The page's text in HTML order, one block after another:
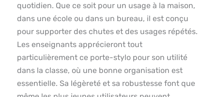
quotidien. Que ce soit pour un usage à la maison,
dans une école ou dans un bureau, il est conçu
pour supporter des chutes et des usages répétés.
Les enseignants apprécieront tout
particulièrement ce porte-stylo pour son utilité
dans la classe, où une bonne organisation est
essentielle. Sa légèreté et sa robustesse font que